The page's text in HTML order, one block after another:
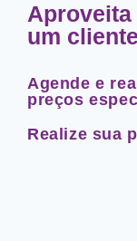
Aproveita
um
Agende e
preços
Realize sua